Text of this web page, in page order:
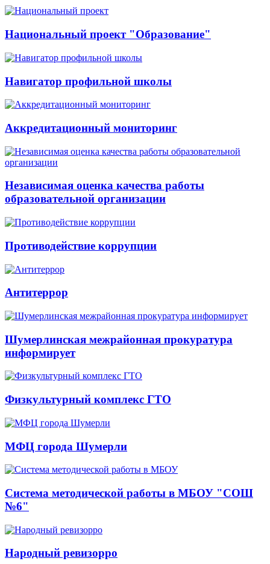
Национальный проект "Образование"
Навигатор профильной школы
Аккредитационный мониторинг
Независимая оценка качества работы
образовательной организации
Противодействие коррупции
Антитеррор
Шумерлинская межрайонная прокуратура
информирует
Физкультурный комплекс ГТО
МФЦ города Шумерли
Система методической работы в МБОУ "СОШ
№6"
Народный ревизорро